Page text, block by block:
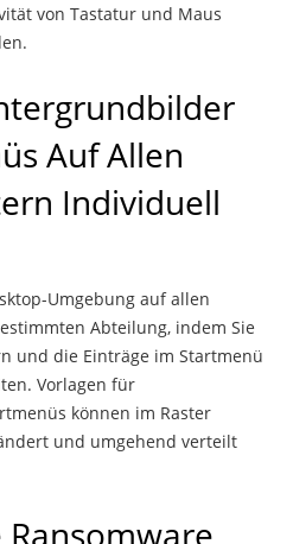
von Tastatur und Maus
Auf Allen
Individuell
Umgebung auf allen
Abteilung, indem Sie
und die Einträge im Startmenü
Vorlagen für
können im Raster
und umgehend verteilt
Ransomware